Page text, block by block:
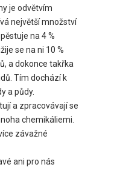
je odvětvím
největší množství
na 4 %
se na ni 10 %
a dokonce takřka
Tím dochází k
a půdy.
a zpracovávají se
chemikáliemi.
závažné
ani pro nás